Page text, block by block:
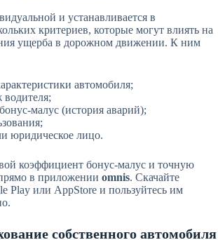
и устанавливается в
критериев, которые могут влиять на
ущерба в дорожном движении. К ним
автомобиля;
водителя;
малус (история аварий);
юридическое лицо.
коэффициент бонус-малус и точную
в приложении omnis. Скачайте
Play или AppStore и пользуйтесь им
собственного автомобиля